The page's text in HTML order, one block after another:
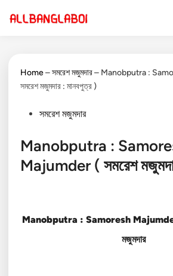
Home–সমরেশ মজুমদার– Manobputra :
সমরেশ মজুমদার : মানবপুত্র )
Postedসমরেশ মজুমদার
Manobputra :
Majumder ( সমরেশ
Manobputra : Samoresh Majumder
মজুমদার